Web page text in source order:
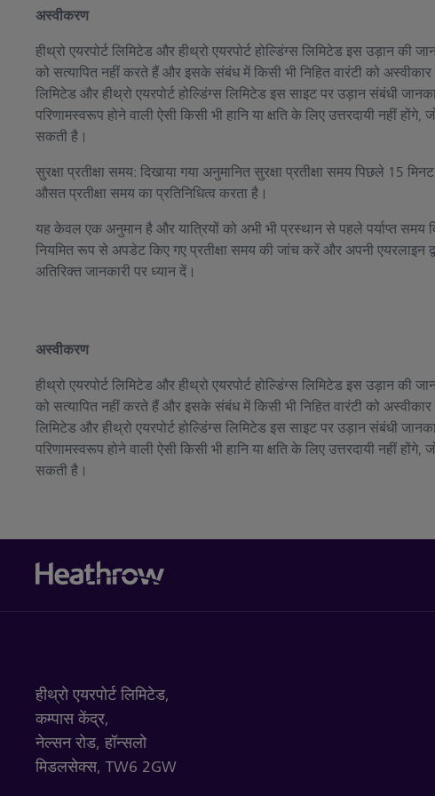
अस्वीकरण
हीथ्रो एयरपोर्ट लिमिटेड और हीथ्रो एयरपोर्ट होल्डिंग्स लिमिटेड इस उड़ान की
को सत्यापित नहीं करते हैं और इसके संबंध में किसी भी निहित वारंटी को अस्वीकार
लिमिटेड और हीथ्रो एयरपोर्ट होल्डिंग्स लिमिटेड इस साइट पर उड़ान संबंधी
परिणामस्वरूप होने वाली ऐसी किसी भी हानि या क्षति के लिए उत्तरदायी नहीं होंगे,
सकती है।
सुरक्षा प्रतीक्षा समय: दिखाया गया अनुमानित सुरक्षा प्रतीक्षा समय पिछले 15
औसत प्रतीक्षा समय का प्रतिनिधित्व करता है।
यह केवल एक अनुमान है और यात्रियों को अभी भी प्रस्थान से पहले पर्याप्त समय
नियमित रूप से अपडेट किए गए प्रतीक्षा समय की जांच करें और अपनी एयरलाइन
अतिरिक्त जानकारी पर ध्यान दें।
अस्वीकरण
हीथ्रो एयरपोर्ट लिमिटेड और हीथ्रो एयरपोर्ट होल्डिंग्स लिमिटेड इस उड़ान की
को सत्यापित नहीं करते हैं और इसके संबंध में किसी भी निहित वारंटी को अस्वीकार
लिमिटेड और हीथ्रो एयरपोर्ट होल्डिंग्स लिमिटेड इस साइट पर उड़ान संबंधी
परिणामस्वरूप होने वाली ऐसी किसी भी हानि या क्षति के लिए उत्तरदायी नहीं होंगे,
सकती है।
हीथ्रो एयरपोर्ट लिमिटेड,
कम्पास केंद्र,
नेल्सन रोड, हॉन्सलो
मिडलसेक्स, TW6 2GW